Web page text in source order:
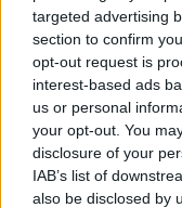
targeted advertising
section to confirm
opt-out request is
interest-based ads
us or personal
your opt-out. You
disclosure of your
IAB’s list of
also be disclosed by
Politisk annons
Avsändare:
Läs mer här